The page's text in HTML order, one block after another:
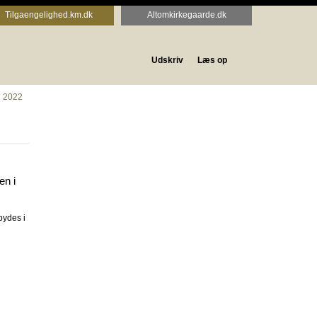
Tilgaengelighed.km.dk Altomkirkegaarde.dk
Udskriv Læs op
2022
i
i